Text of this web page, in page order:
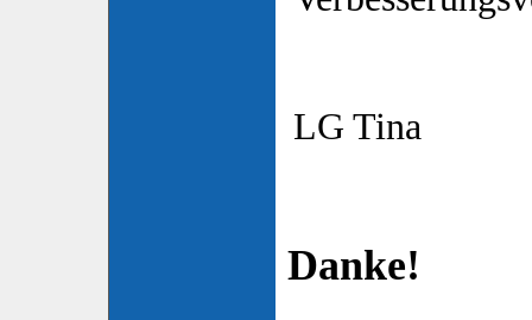
LG Tina
Danke!